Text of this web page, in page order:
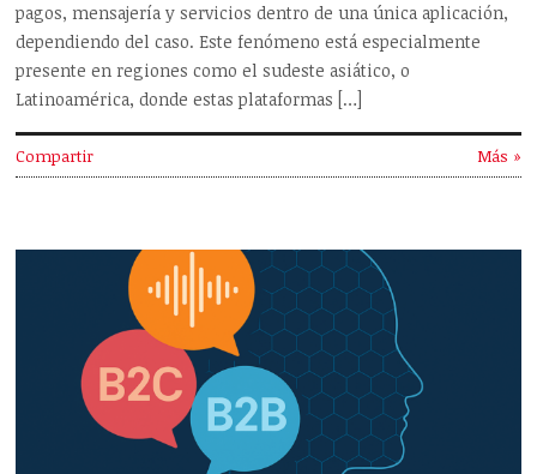
pagos, mensajería y servicios dentro de una única aplicación,
dependiendo del caso. Este fenómeno está especialmente
presente en regiones como el sudeste asiático, o
Latinoamérica, donde estas plataformas […]
Compartir Más »